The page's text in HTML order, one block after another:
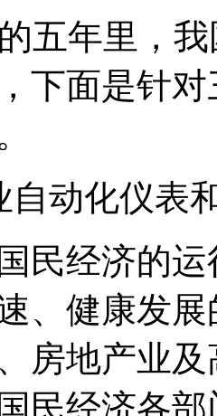
年里，我
下面是针
动化仪表
经济的运
、健康发
房地产业
民经济各